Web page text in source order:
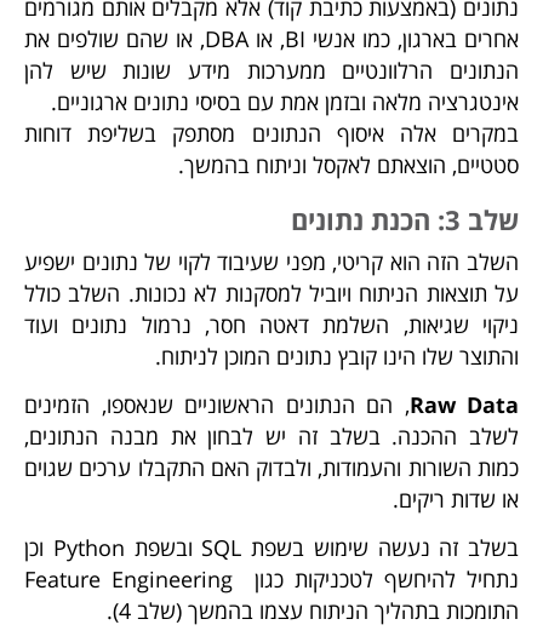
נתונים (באמצעות כתיבת קוד) אלא מקבלים אותם מגורמים
אחרים בארגון, כמו אנשי BI, או DBA, או שהם שולפים את
הנתונים הרלוונטיים ממערכות מידע שונות שיש להן
אינטגרציה מלאה ובזמן אמת עם בסיסי נתונים ארגוניים.
במקרים אלה איסוף הנתונים מסתפק בשליפת דוחות
סטטיים, הוצאתם לאקסל וניתוח בהמשך.
שלב 3: הכנת נתונים
השלב הזה הוא קריטי, מפני שעיבוד לקוי של נתונים ישפיע
על תוצאות הניתוח ויוביל למסקנות לא נכונות. השלב כולל
ניקוי שגיאות, השלמת דאטה חסר, נרמול נתונים ועוד
והתוצר שלו הינו קובץ נתונים המוכן לניתוח.
Raw Data, הם הנתונים הראשוניים שנאספו, הזמינים
לשלב ההכנה. בשלב זה יש לבחון את מבנה הנתונים,
כמות השורות והעמודות, ולבדוק האם התקבלו ערכים שגוים
או שדות ריקים.
בשלב זה נעשה שימוש בשפת SQL ובשפת Python וכן
נתחיל להיחשף לטכניקות כגון Feature Engineering
התומכות בתהליך הניתוח עצמו בהמשך (שלב 4).